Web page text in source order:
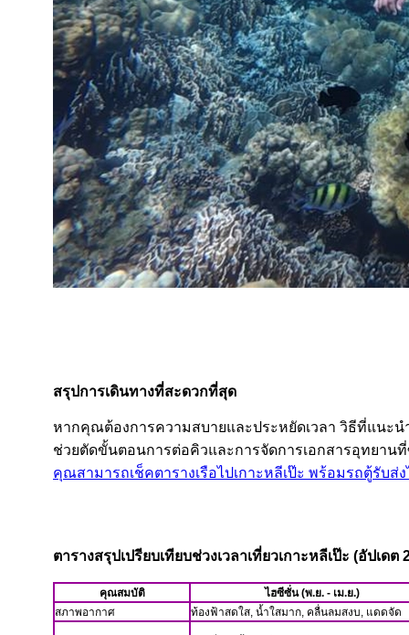
สรุปการเดินทางที่สะดวกที่สุด
หากคุณต้องการความสบายและประหยัดเวลา วิธีที่แนะน
ช่วยตัดขั้นตอนการต่อคิวและการจัดการเอกสารอุทยาน
คุณสามารถเช็คตารางเรือไปเกาะหลีเป๊ะ พร้อมรถตู้รับส่
ตารางสรุปเปรียบเทียบช่วงเวลาเที่ยวเกาะหลีเป๊ะ (อัปเดต
คุณสมบัติ
ไฮซีซั่น (พ.ย. - เม.ย.)
สภาพอากาศ
ท้องฟ้าสดใส, น้ำใสมาก, คลื่นลมสงบ, แดดจัด